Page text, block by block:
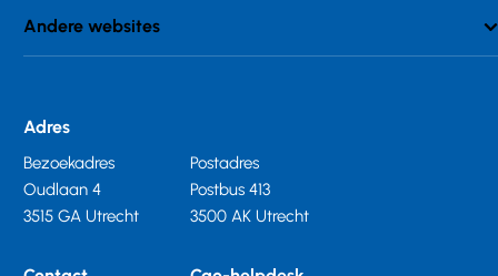
Andere websites
Adres
Bezoekadres
Oudlaan 4
3515 GA Utrecht
Postadres
Postbus 413
3500 AK Utrecht